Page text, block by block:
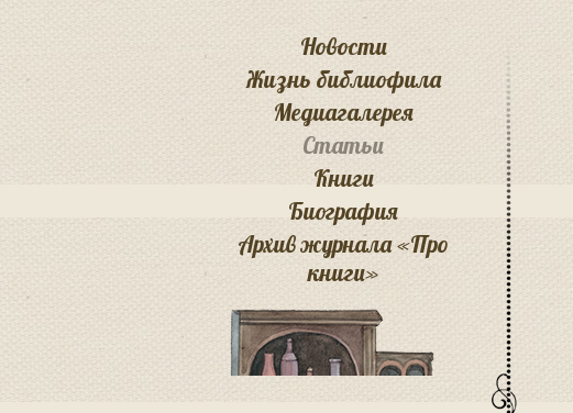
Новости
Жизнь библиофила
Медиагалерея
Статьи
Книги
Биография
Архив журнала «Про
книги»